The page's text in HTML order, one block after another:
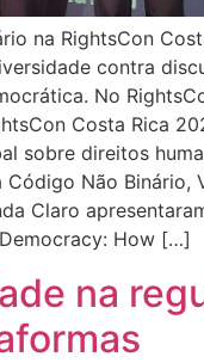
na RightsCon
contra
No
Costa Rica
sobre direitos
Código Não Binário,
Claro
How […]
na